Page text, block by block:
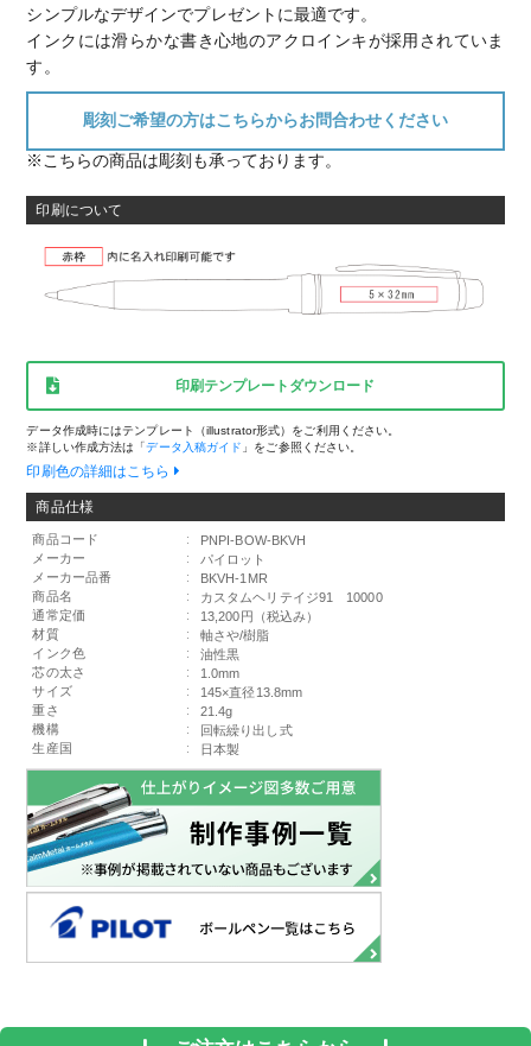
シンプルなデザインでプレゼントに最適です。
インクには滑らかな書き心地のアクロインキが採用されていま
す。
彫刻ご希望の方はこちらからお問合わせください
※こちらの商品は彫刻も承っております。
印刷について
印刷テンプレートダウンロード
データ作成時にはテンプレート（illustrator形式）をご利用ください。
※詳しい作成方法は「データ入稿ガイド 」をご参照ください。
印刷色の詳細はこちら
商品仕様
商品コード :
PNPI-BOW-BKVH
メーカー
:
パイロット
メーカー品番
:
BKVH-1MR
商品名
:
カスタムヘリテイジ91 10000
通常定価
:
13,200円（税込み）
材質
:
軸さや/樹脂
インク色
:
油性黒
芯の太さ
:
1.0mm
サイズ
:
145×直径13.8mm
重さ
:
21.4g
機構
:
回転繰り出し式
生産国
: 日本製